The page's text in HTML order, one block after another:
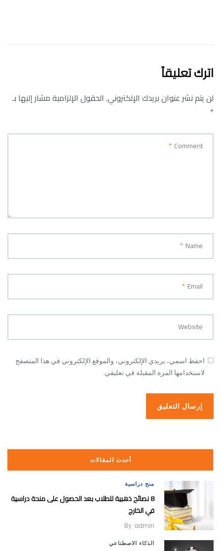
اترك تعليقاً
لن يتم نشر عنوان بريدك الإلكتروني. الحقول الإلزامية مشار إليها بـ
*
Comment
*
Name
*
Email
*
Website
احفظ اسمي، بريدي الإلكتروني، والموقع الإلكتروني في هذا المتصفح
لاستخدامها المرة المقبلة في تعليقي.
أحدث المقالات
منح دراسية
8 نصائح ذهبية للطلاب بعد الحصول على منحة دراسية
في الخارج
By admin
الذكاء الاصطناعي